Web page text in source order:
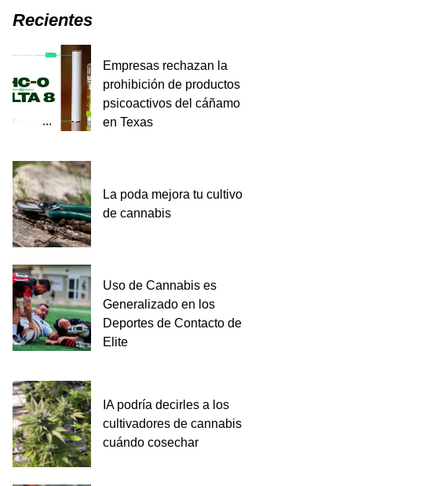
Recientes
Empresas rechazan la
prohibición de productos
psicoactivos del cáñamo
en Texas
La poda mejora tu cultivo
de cannabis
Uso de Cannabis es
Generalizado en los
Deportes de Contacto de
Elite
IA podría decirles a los
cultivadores de cannabis
cuándo cosechar